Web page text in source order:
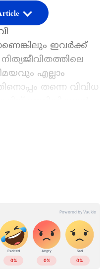
ഇവര്‍ക്ക്
എല്ലാം
തന്നെ വിവിധ
കോടതി
വാര്‍ത്തകളില്‍